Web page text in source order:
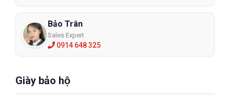
Bảo Trân
Sales Expert
0914 648 325
Giày bảo hộ